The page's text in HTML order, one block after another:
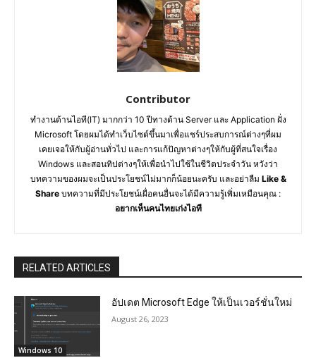
Contributor
ทำงานด้านไอที(IT) มากกว่า 10 ปีทางด้าน Server และ Application ฝั่ง
Microsoft โดยผมได้ทำเว็บไซต์ขึ้นมาเพื่อแชร์ประสบการณ์ต่างๆที่ผม
เคยเจอให้กับผู้อ่านทั่วไป และการแก้ปัญหาต่างๆให้กับผู้ที่สนใจเรื่อง
Windows และสอนทิปต่างๆให้เพื่อนำไปใช้ในชีวิตประจำวัน หวังว่า
บทความของผมจะเป็นประโยชน์ไม่มากก็น้อยนะครับ และอย่าลืม Like &
Share บทความที่มีประโยชน์เผื่อคนอื่นจะได้มีความรู้เพิ่มเหมือนคุณ :
อยากเห็นคนไทยเก่งไอที
RELATED ARTICLES
Windows 10
อัปเดต Microsoft Edge ให้เป็นเวอร์ชั่นใหม่
August 26, 2023